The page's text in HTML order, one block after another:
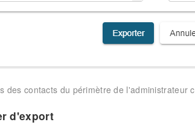
des contacts du périmètre de l'administrateur
d'export